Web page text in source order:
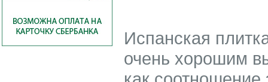
Испанская
очень хорошим